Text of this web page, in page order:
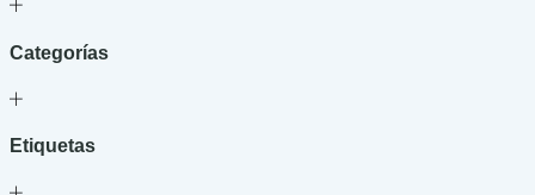
Categorías
Etiquetas